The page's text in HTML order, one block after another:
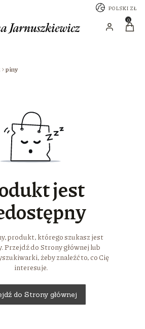
POLSKI ZŁ
Zaloguj się
piny
jest
produkt, którego szukasz jest
Przejdź do Strony głównej lub
żeby znaleźć to, co Cię
interesuje.
do Strony głównej